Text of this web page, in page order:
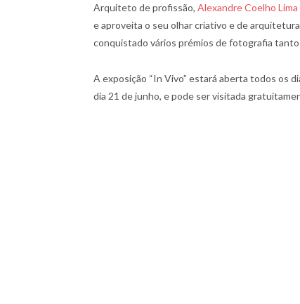
Arquiteto de profissão, Alexandre Coelho Lima
e aproveita o seu olhar criativo e de
conquistado vários prémios de fotografia
A exposição “In Vivo” estará aberta todos os
dia 21 de junho, e pode ser visitada